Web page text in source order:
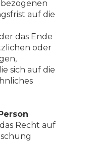
auf die
das Ende
oder
sich auf die
Recht auf